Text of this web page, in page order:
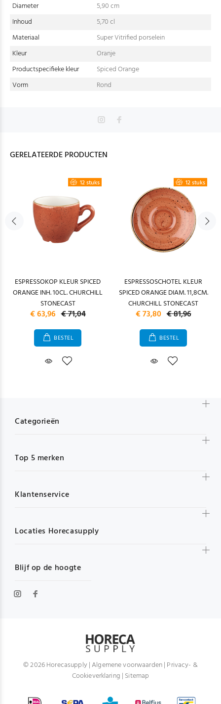
Diameter
5,90 cm
Inhoud
5,70 cl
Materiaal
Super Vitrified porselein
Kleur
Oranje
Productspecifieke kleur
Spiced Orange
Vorm
Rond
GERELATEERDE PRODUCTEN
12 stuks
ESPRESSOKOP KLEUR SPICED
ORANGE INH. 10CL. CHURCHILL
STONECAST
€ 63,96 € 71,04
BESTEL
12 stuks
ESPRESSOSCHOTEL KLEUR
SPICED ORANGE DIAM. 11,8CM.
CHURCHILL STONECAST
€ 73,80 € 81,96
BESTEL
Blijf op de hoogte
Categorieën
Top 5 merken
Klantenservice
Locaties Horecasupply
© 2026 Horecasupply |Algemene voorwaarden| Privacy- &
Cookieverklaring | Sitemap